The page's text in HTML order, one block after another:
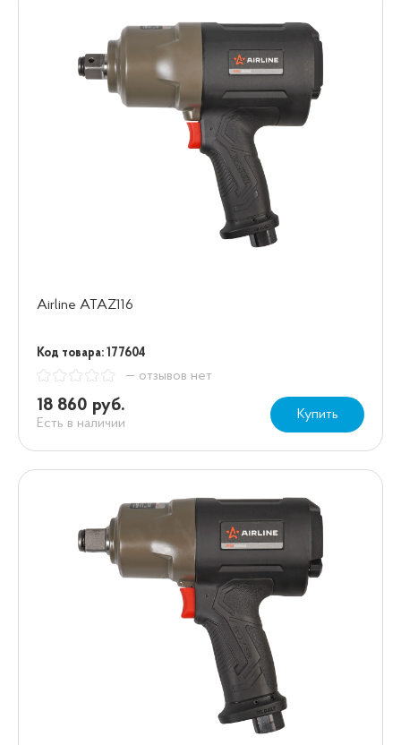
Airline ATAZ116
Код товара: 177604
— отзывов нет
18 860 руб.
Есть в наличии
Купить